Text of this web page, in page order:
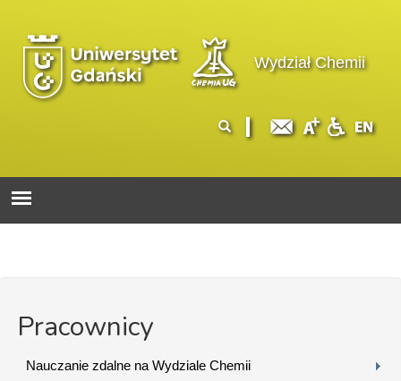
Wydział Chemii
wyszukiwania
Pracownicy
Nauczanie zdalne na Wydziale Chemii